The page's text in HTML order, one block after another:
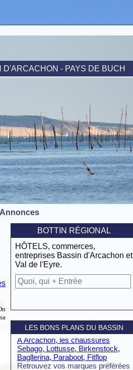
- PAYS DE BUCH
D'ARCACHON
Annonces
BOTTIN RÉGIONAL
HÔTELS, commerces,
entreprises Bassin d'Arcachon et
Val de l'Eyre.
LES BONS PLANS DU BASSIN